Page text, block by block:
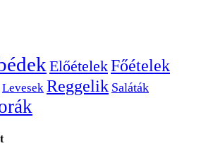
ElőételekFőételek
Levesek Reggelik Saláták